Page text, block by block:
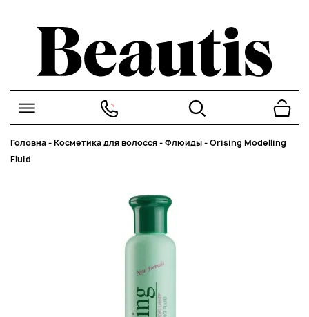
Головна-Косметика для волосся-Флюиды-Orising Modelling
Fluid